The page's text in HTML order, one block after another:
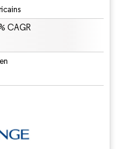
CAGR
nécessite une attribution sous CC